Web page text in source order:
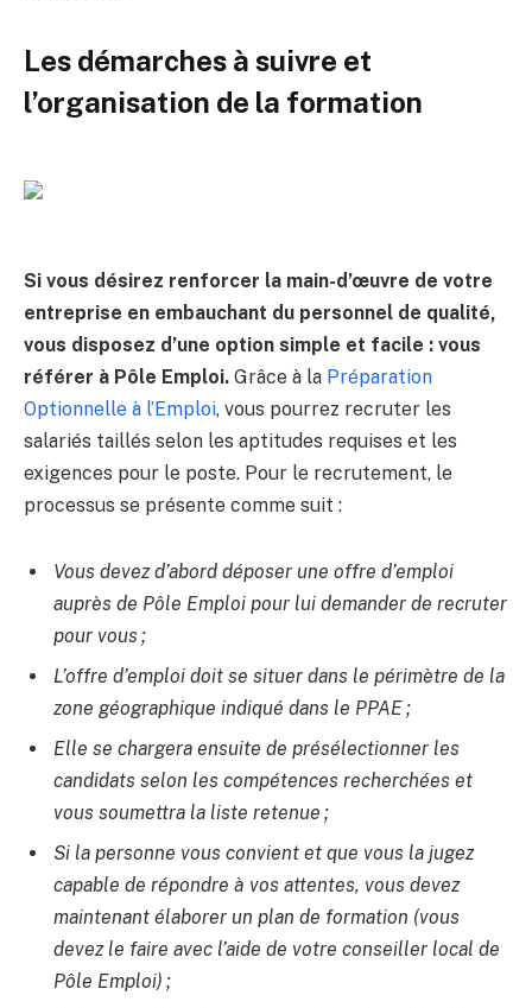
Les démarches à suivre et
l’organisation de la formation
Si vous désirez renforcer la main-d’œuvre de votre
entreprise en embauchant du personnel de qualité,
vous disposez d’une option simple et facile : vous
référer à Pôle Emploi. Grâce à la Préparation
Optionnelle à l’Emploi, vous pourrez recruter les
salariés taillés selon les aptitudes requises et les
exigences pour le poste. Pour le recrutement, le
processus se présente comme suit :
Vous devez d’abord déposer une offre d’emploi
auprès de Pôle Emploi pour lui demander de recruter
pour vous ;
L’offre d’emploi doit se situer dans le périmètre de la
zone géographique indiqué dans le PPAE ;
Elle se chargera ensuite de présélectionner les
candidats selon les compétences recherchées et
vous soumettra la liste retenue ;
Si la personne vous convient et que vous la jugez
capable de répondre à vos attentes, vous devez
maintenant élaborer un plan de formation (vous
devez le faire avec l’aide de votre conseiller local de
Pôle Emploi) ;